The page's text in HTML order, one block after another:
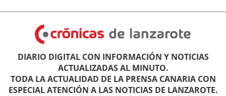
DIARIO DIGITAL CON INFORMACIÓN Y NOTICIAS
ACTUALIZADAS AL MINUTO.
TODA LA ACTUALIDAD DE LA PRENSA CANARIA CON
ESPECIAL ATENCIÓN A LAS NOTICIAS DE LANZAROTE.